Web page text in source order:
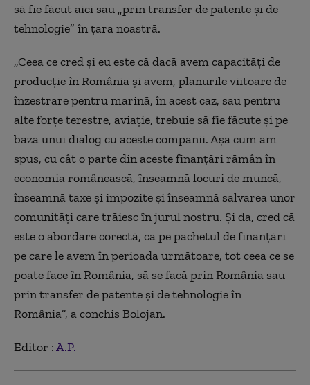
să fie făcut aici sau „prin transfer de patente și de
tehnologie” în țara noastră.
„Ceea ce cred și eu este că dacă avem capacități de
producție în România și avem, planurile viitoare de
înzestrare pentru marină, în acest caz, sau pentru
alte forțe terestre, aviație, trebuie să fie făcute și pe
baza unui dialog cu aceste companii. Așa cum am
spus, cu cât o parte din aceste finanțări rămân în
economia românească, înseamnă locuri de muncă,
înseamnă taxe și impozite și înseamnă salvarea unor
comunități care trăiesc în jurul nostru. Și da, cred că
este o abordare corectă, ca pe pachetul de finanțări
pe care le avem în perioada următoare, tot ceea ce se
poate face în România, să se facă prin România sau
prin transfer de patente și de tehnologie în
România”, a conchis Bolojan.
Editor :A.P.